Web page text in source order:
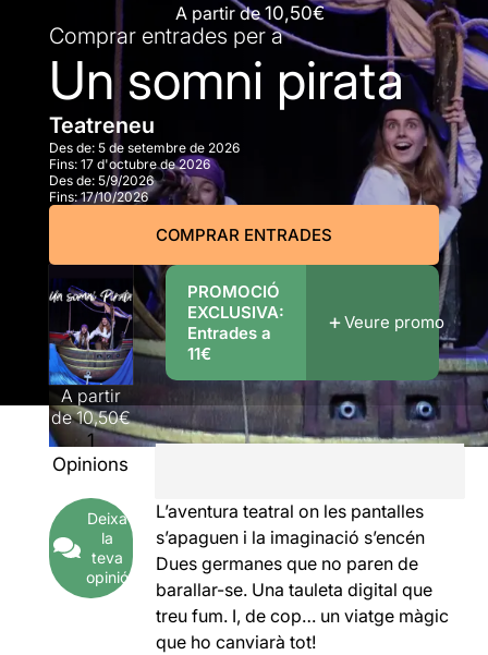
A partir de10,50€
Comprar entrades per a
Un somni pirata
Teatreneu
Des de: 5 de setembre de 2026
Fins: 17 d'octubre de 2026
Des de: 5/9/2026
Fins:17/10/2026
COMPRAR ENTRADES
A partir
de10,50€
1
Opinions
Deixa
la
teva
opinió
PROMOCIÓ
EXCLUSIVA:
Entrades a
11€
Veure promo
L’aventura teatral on les pantalles
s’apaguen i la imaginació s’encén
Dues germanes que no paren de
barallar-se. Una tauleta digital que
treu fum. I, de cop… un viatge màgic
que ho canviarà tot!